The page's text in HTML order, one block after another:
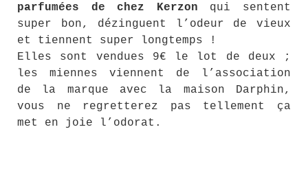
parfumées de chez Kerzon qui sentent
super bon, dézinguent l’odeur de vieux
et tiennent super longtemps !
Elles sont vendues 9€ le lot de deux ;
les miennes viennent de l’association
de la marque avec la maison Darphin,
vous ne regretterez pas tellement ça
met en joie l’odorat.